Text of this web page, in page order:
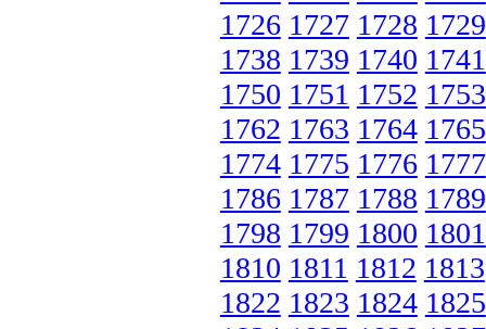
1726 1727 1728 1729
1738 1739 1740 1741
1750 1751 1752 1753
1762 1763 1764 1765
1774 1775 1776 1777
1786 1787 1788 1789
1798 1799 1800 1801
1810 1811 1812 1813
1822 1823 1824 1825